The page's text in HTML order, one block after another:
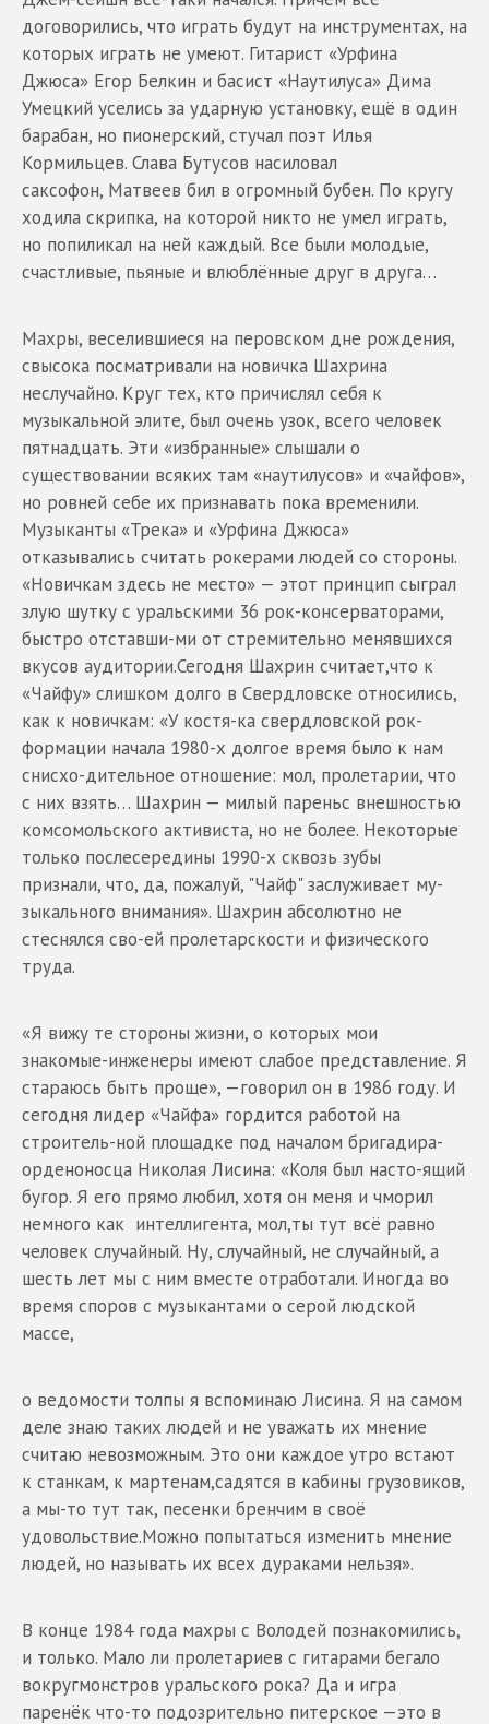
договорились, что играть будут на инструментах, на
которых играть не умеют. Гитарист «Урфина
Джюса» Егор Белкин и басист «Наутилуса» Дима
Умецкий уселись за ударную установку, ещё в один
барабан, но пионерский, стучал поэт Илья
Кормильцев. Слава Бутусов насиловал
саксофон, Матвеев бил в огромный бубен. По кругу
ходила скрипка, на которой никто не умел играть,
но попиликал на ней каждый. Все были молодые,
счастливые, пьяные и влюблённые друг в друга…
Махры, веселившиеся на перовском дне рождения,
свысока посматривали на новичка Шахрина
неслучайно. Круг тех, кто причислял себя к
музыкальной элите, был очень узок, всего человек
пятнадцать. Эти «избранные» слышали о
существовании всяких там «наутилусов» и «чайфов»,
но ровней себе их признавать пока временили.
Музыканты «Трека» и «Урфина Джюса»
отказывались считать рокерами людей со стороны.
«Новичкам здесь не место» — этот принцип сыграл
злую шутку с уральскими 36 рок-консерваторами,
быстро отставши-ми от стремительно менявшихся
вкусов аудитории.Сегодня Шахрин считает,что к
«Чайфу» слишком долго в Свердловске относились,
как к новичкам: «У костя-ка свердловской рок-
формации начала 1980-х долгое время было к нам
снисхо-дительное отношение: мол, пролетарии, что
с них взять… Шахрин — милый пареньс внешностью
комсомольского активиста, но не более. Некоторые
только послесередины 1990-х сквозь зубы
признали, что, да, пожалуй, "Чайф" заслуживает му-
зыкального внимания». Шахрин абсолютно не
стеснялся сво-ей пролетарскости и физического
труда.
«Я вижу те стороны жизни, о которых мои
знакомые-инженеры имеют слабое представление. Я
стараюсь быть проще», —говорил он в 1986 году. И
сегодня лидер «Чайфа» гордится работой на
строитель-ной площадке под началом бригадира-
орденоносца Николая Лисина: «Коля был насто-ящий
бугор. Я его прямо любил, хотя он меня и чморил
немного как интеллигента, мол,ты тут всё равно
человек случайный. Ну, случайный, не случайный, а
шесть лет мы с ним вместе отработали. Иногда во
время споров с музыкантами о серой людской
массе,
о ведомости толпы я вспоминаю Лисина. Я на самом
деле знаю таких людей и не уважать их мнение
считаю невозможным. Это они каждое утро встают
к станкам, к мартенам,садятся в кабины грузовиков,
а мы-то тут так, песенки бренчим в своё
удовольствие.Можно попытаться изменить мнение
людей, но называть их всех дураками нельзя».
В конце 1984 года махры с Володей познакомились,
и только. Мало ли пролетариев с гитарами бегало
вокругмонстров уральского рока? Да и игра
паренёк что-то подозрительно питерское —это в